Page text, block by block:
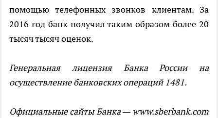
помощью телефонных звонков клиентам. За
2016 год банк получил таким образом более 20
тысяч тысяч оценок.
Генеральная лицензия Банка России на
осуществление банковских операций 1481.
Официальные сайты Банка — www.sberbank.com